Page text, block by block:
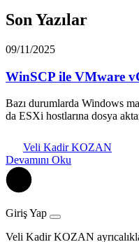
Son Yazılar
09/11/2025
WinSCP ile VMware
Bazı durumlarda Windows
da ESXi hostlarına dosya
Veli Kadir KOZAN
Devamını Oku
Giriş Yap
Veli Kadir KOZAN